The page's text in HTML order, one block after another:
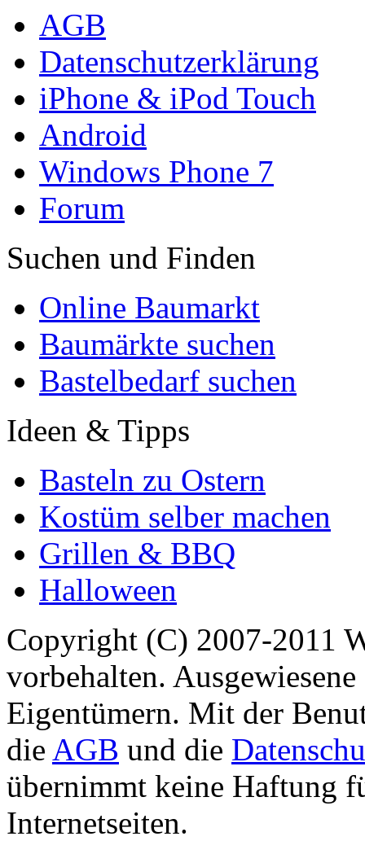
AGB
Datenschutzerklärung
iPhone & iPod Touch
Android
Windows Phone 7
Forum
Suchen und Finden
Online Baumarkt
Baumärkte suchen
Bastelbedarf suchen
Ideen & Tipps
Basteln zu Ostern
Kostüm selber machen
Grillen & BBQ
Halloween
Copyright (C) 2007-2011
vorbehalten.
Eigentümern. Mit der
die AGB und die
übernimmt keine Haftung
Internetseiten.